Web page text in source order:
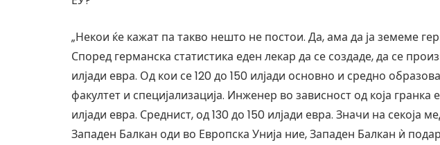
„Некои ќе кажат па такво нешто не постои. Да, ама да ја земеме
Според германска статистика еден лекар да се создаде, да се
илјади евра. Од кои се 120 до 150 илјади основно и средно
факултет и специјализација. Инженер во зависност од која
илјади евра. Среднист, од 130 до 150 илјади евра. Значи на секоја
Западен Балкан оди во Европска Унија ние, Западен Балкан ѝ